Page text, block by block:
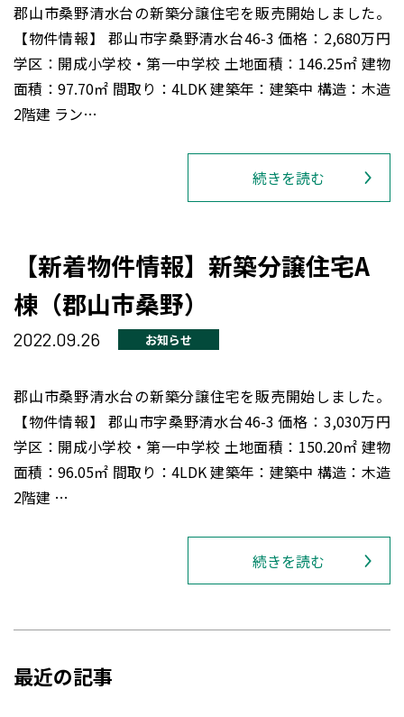
郡山市桑野清水台の新築分譲住宅を販売開始しました。
【物件情報】 郡山市字桑野清水台46-3 価格：2,680万円
学区：開成小学校・第一中学校 土地面積：146.25㎡ 建物
面積：97.70㎡ 間取り：4LDK 建築年：建築中 構造：木造
2階建 ラン…
続きを読む
【新着物件情報】新築分譲住宅A
棟（郡山市桑野）
2022.09.26 お知らせ
郡山市桑野清水台の新築分譲住宅を販売開始しました。
【物件情報】 郡山市字桑野清水台46-3 価格：3,030万円
学区：開成小学校・第一中学校 土地面積：150.20㎡ 建物
面積：96.05㎡ 間取り：4LDK 建築年：建築中 構造：木造
2階建 …
続きを読む
最近の記事